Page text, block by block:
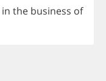
in the business of